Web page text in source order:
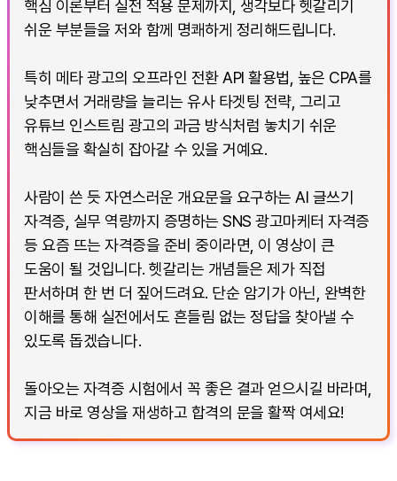
핵심 이론부터 실전 적용 문제까지, 생각보다 헷갈리기
쉬운 부분들을 저와 함께 명쾌하게 정리해드립니다.
특히 메타 광고의 오프라인 전환 API 활용법, 높은 CPA를
낮추면서 거래량을 늘리는 유사 타겟팅 전략, 그리고
유튜브 인스트림 광고의 과금 방식처럼 놓치기 쉬운
핵심들을 확실히 잡아갈 수 있을 거예요.
사람이 쓴 듯 자연스러운 개요문을 요구하는 AI 글쓰기
자격증, 실무 역량까지 증명하는 SNS 광고마케터 자격증
등 요즘 뜨는 자격증을 준비 중이라면, 이 영상이 큰
도움이 될 것입니다. 헷갈리는 개념들은 제가 직접
판서하며 한 번 더 짚어드려요. 단순 암기가 아닌, 완벽한
이해를 통해 실전에서도 흔들림 없는 정답을 찾아낼 수
있도록 돕겠습니다.
돌아오는 자격증 시험에서 꼭 좋은 결과 얻으시길 바라며,
지금 바로 영상을 재생하고 합격의 문을 활짝 여세요!